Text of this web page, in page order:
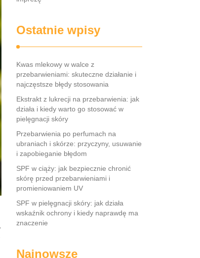
Ostatnie wpisy
Kwas mlekowy w walce z
przebarwieniami: skuteczne działanie i
najczęstsze błędy stosowania
Ekstrakt z lukrecji na przebarwienia: jak
działa i kiedy warto go stosować w
pielęgnacji skóry
Przebarwienia po perfumach na
ubraniach i skórze: przyczyny, usuwanie
i zapobieganie błędom
SPF w ciąży: jak bezpiecznie chronić
skórę przed przebarwieniami i
promieniowaniem UV
SPF w pielęgnacji skóry: jak działa
wskaźnik ochrony i kiedy naprawdę ma
znaczenie
Najnowsze